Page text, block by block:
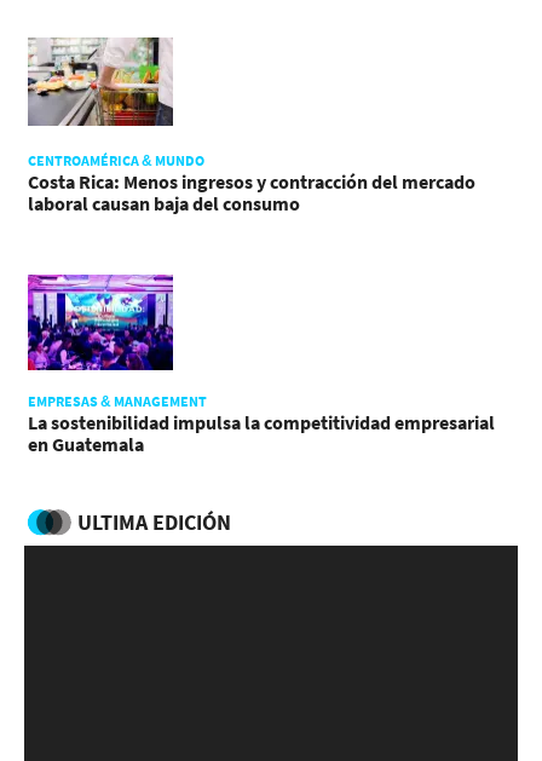
CENTROAMÉRICA & MUNDO
Costa Rica: Menos ingresos y contracción del mercado
laboral causan baja del consumo
EMPRESAS & MANAGEMENT
La sostenibilidad impulsa la competitividad empresarial
en Guatemala
ULTIMA EDICIÓN